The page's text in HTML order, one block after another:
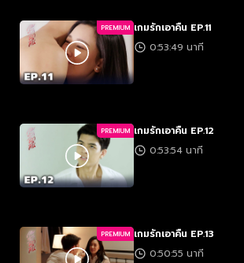
PREMIUM เกมรักเอาคืน EP.11
0:53:49 นาที
PREMIUM เกมรักเอาคืน EP.12
0:53:54 นาที
PREMIUM เกมรักเอาคืน EP.13
0:50:55 นาที